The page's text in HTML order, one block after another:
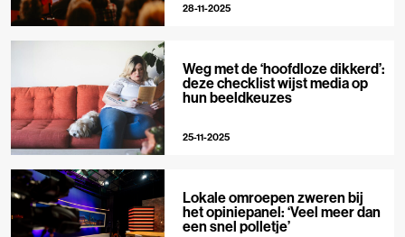
28-11-2025
Weg met de ‘hoofdloze dikkerd’:
deze checklist wijst media op
hun beeldkeuzes
25-11-2025
Lokale omroepen zweren bij
het opiniepanel: ‘Veel meer dan
een snel polletje’